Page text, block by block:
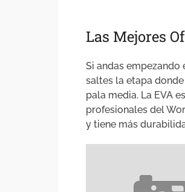
Las Mejores
Si andas
saltes la etapa
pala media. La EVA
profesionales del
y tiene más